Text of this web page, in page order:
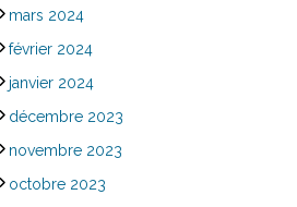
mars 2024
février 2024
janvier 2024
décembre 2023
novembre 2023
octobre 2023